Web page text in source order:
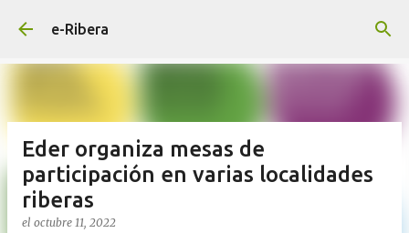
e-Ribera
Eder organiza mesas de
participación en varias localidades
riberas
el octubre 11, 2022